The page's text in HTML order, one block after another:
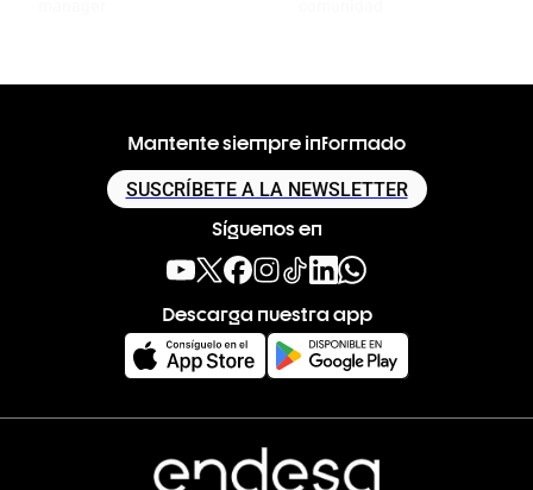
Mantente siempre informado
SUSCRÍBETE A LA NEWSLETTER
Síguenos en
Descarga nuestra app